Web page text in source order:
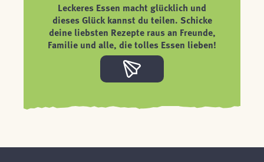
Leckeres Essen macht glücklich und
dieses Glück kannst du teilen. Schicke
deine liebsten Rezepte raus an Freunde,
Familie und alle, die tolles Essen lieben!